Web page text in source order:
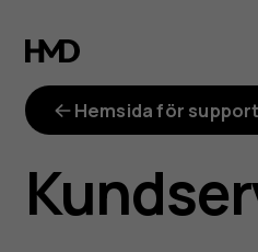
Vad
är
Google
Lens?
Hemsida för